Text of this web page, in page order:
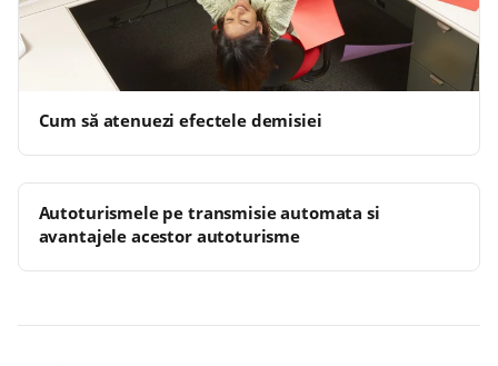
Cum să atenuezi efectele demisiei
Autoturismele pe transmisie automata si
avantajele acestor autoturisme